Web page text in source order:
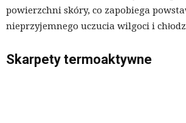
powierzchni skóry, co zapobiega
nieprzyjemnego uczucia wilgoci i
Skarpety termoaktywne